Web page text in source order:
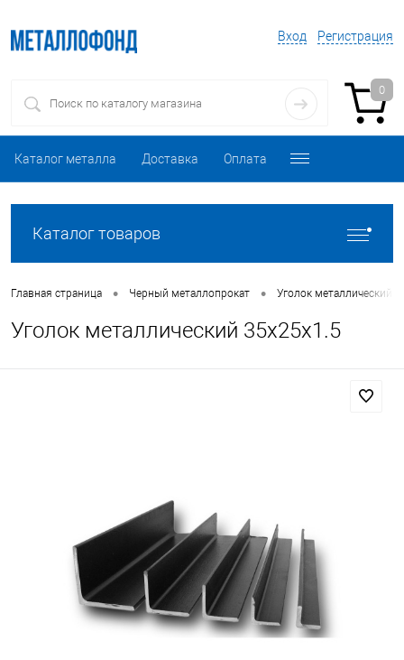
Вход Регистрация
0
Каталог металла Доставка Оплата
Каталог товаров
Главная страница • Черный металлопрокат • Уголок металлический
Уголок металлический 35х25х1.5